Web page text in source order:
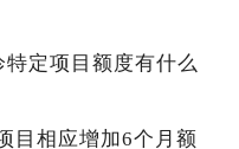
定项目额度有什么
目相应增加6个月额